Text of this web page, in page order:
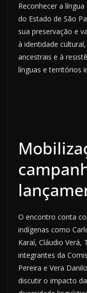
Reconhecer a
do Estado de São
sua preservação e
à identidade
ancestrais e à
línguas e territórios
O encontro conta
indígenas como
Karaí, Cláudio Verá,
integrantes da
Pereira e Vera
discutir o impacto